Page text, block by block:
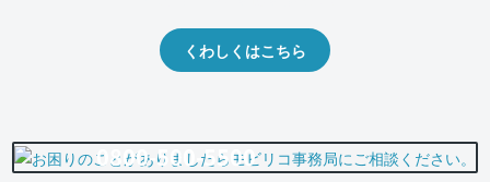
くわしくはこちら
0800-500-5500